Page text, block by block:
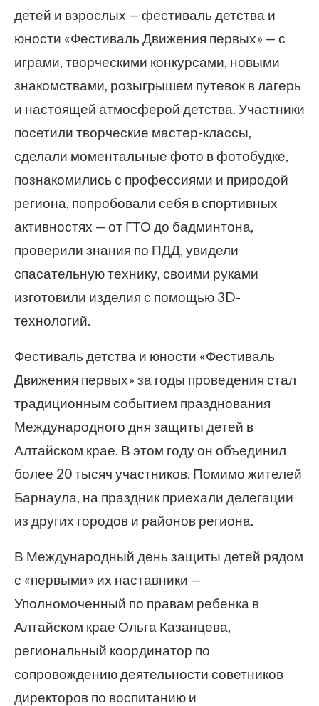
детей и взрослых — фестиваль детства и
юности «Фестиваль Движения первых» — с
играми, творческими конкурсами, новыми
знакомствами, розыгрышем путевок в лагерь
и настоящей атмосферой детства. Участники
посетили творческие мастер-классы,
сделали моментальные фото в фотобудке,
познакомились с профессиями и природой
региона, попробовали себя в спортивных
активностях — от ГТО до бадминтона,
проверили знания по ПДД, увидели
спасательную технику, своими руками
изготовили изделия с помощью 3D-
технологий.
Фестиваль детства и юности «Фестиваль
Движения первых» за годы проведения стал
традиционным событием празднования
Международного дня защиты детей в
Алтайском крае. В этом году он объединил
более 20 тысяч участников. Помимо жителей
Барнаула, на праздник приехали делегации
из других городов и районов региона.
В Международный день защиты детей рядом
с «первыми» их наставники —
Уполномоченный по правам ребенка в
Алтайском крае Ольга Казанцева,
региональный координатор по
сопровождению деятельности советников
директоров по воспитанию и